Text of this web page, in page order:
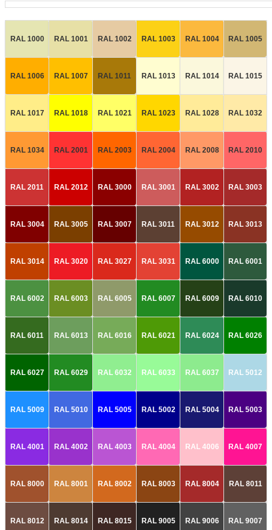
RAL 1000 RAL 1001 RAL 1002 RAL 1003 RAL 1004 RAL 1005
RAL 1006 RAL 1007 RAL 1011 RAL 1013 RAL 1014 RAL 1015
RAL 1017 RAL 1018 RAL 1021 RAL 1023 RAL 1028 RAL 1032
RAL 1034 RAL 2001 RAL 2003 RAL 2004 RAL 2008 RAL 2010
RAL 2011 RAL 2012 RAL 3000 RAL 3001 RAL 3002 RAL 3003
RAL 3004 RAL 3005 RAL 3007 RAL 3011 RAL 3012 RAL 3013
RAL 3014 RAL 3020 RAL 3027 RAL 3031 RAL 6000 RAL 6001
RAL 6002 RAL 6003 RAL 6005 RAL 6007 RAL 6009 RAL 6010
RAL 6011 RAL 6013 RAL 6016 RAL 6021 RAL 6024 RAL 6026
RAL 6027 RAL 6029 RAL 6032 RAL 6033 RAL 6037 RAL 5012
RAL 5009 RAL 5010 RAL 5005 RAL 5002 RAL 5004 RAL 5003
RAL 4001 RAL 4002 RAL 4003 RAL 4004 RAL 4006 RAL 4007
RAL 8000 RAL 8001 RAL 8002 RAL 8003 RAL 8004 RAL 8011
RAL 8012 RAL 8014 RAL 8015 RAL 9005 RAL 9006 RAL 9007